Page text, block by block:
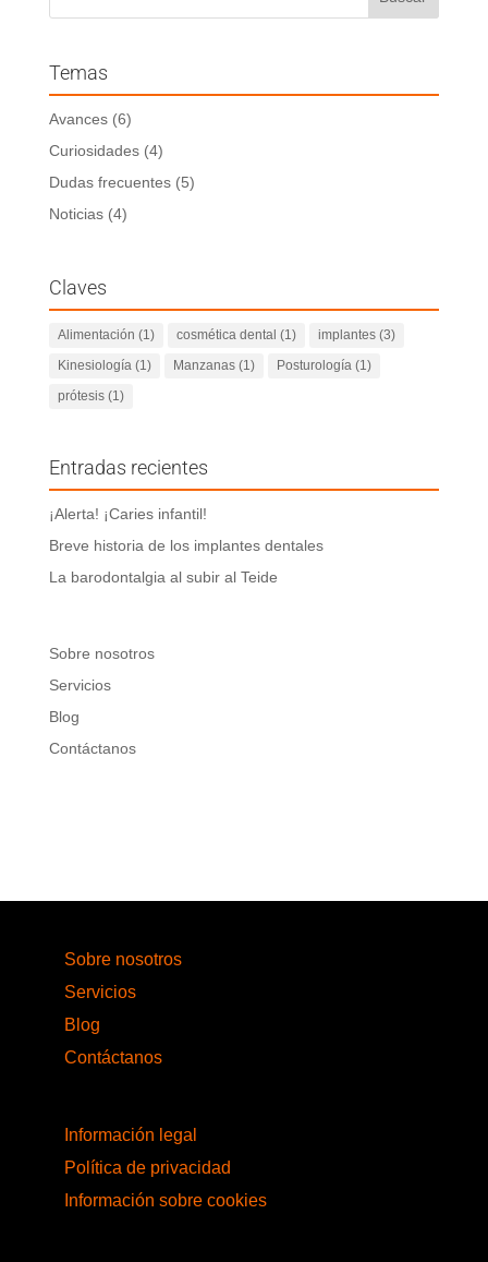
Temas
Avances(6)
Curiosidades(4)
Dudas frecuentes(5)
Noticias(4)
Claves
Alimentación (1) cosmética dental (1) implantes(3)
Kinesiología(1) Manzanas(1) Posturología(1)
prótesis(1)
Entradas recientes
¡Alerta! ¡Caries infantil!
Breve historia de los implantes dentales
La barodontalgia al subir al Teide
Sobre nosotros
Servicios
Blog
Contáctanos
Sobre nosotros
Servicios
Blog
Contáctanos
Información legal
Política de privacidad
Información sobre cookies